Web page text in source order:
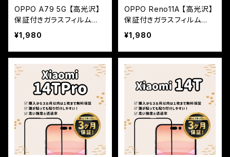
OPPO A79 5G 【高光沢】
保証付きガラスフィルム
『鎧』全面フルカバー
¥1,980
OPPO Reno11A 【高光沢】
保証付きガラスフィルム
『鎧』全面フルカバー
¥1,980